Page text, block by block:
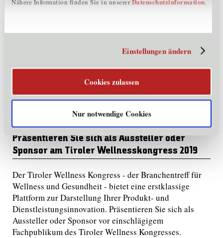
Einstellungen ändern
Cookies zulassen
Nur notwendige Cookies
Giggle GmbH
Moderation: Mag. Robert Ranzi, Cluster Wellness Tirol
Präsentieren Sie sich als Aussteller oder
Sponsor am Tiroler Wellnesskongress 2019
Der Tiroler Wellness Kongress - der Branchentreff für
Wellness und Gesundheit - bietet eine erstklassige
Plattform zur Darstellung Ihrer Produkt- und
Dienstleistungsinnovation. Präsentieren Sie sich als
Aussteller oder Sponsor vor einschlägigem
Fachpublikum des Tiroler Wellness Kongresses.